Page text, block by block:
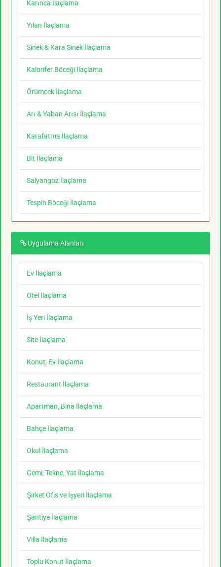
Karınca İlaçlama
Yılan İlaçlama
Sinek & Kara Sinek İlaçlama
Kalorifer Böceği İlaçlama
Örümcek İlaçlama
Arı & Yaban Arısı İlaçlama
Karafatma İlaçlama
Bit İlaçlama
Salyangoz İlaçlama
Tespih Böceği İlaçlama
Uygulama Alanları
Ev İlaçlama
Otel İlaçlama
İş Yeri İlaçlama
Site İlaçlama
Konut, Ev İlaçlama
Restaurant İlaçlama
Apartman, Bina İlaçlama
Bahçe İlaçlama
Okul İlaçlama
Gemi, Tekne, Yat İlaçlama
Şirket Ofis ve İşyeri İlaçlama
Şantiye İlaçlama
Villa İlaçlama
Toplu Konut İlaçlama